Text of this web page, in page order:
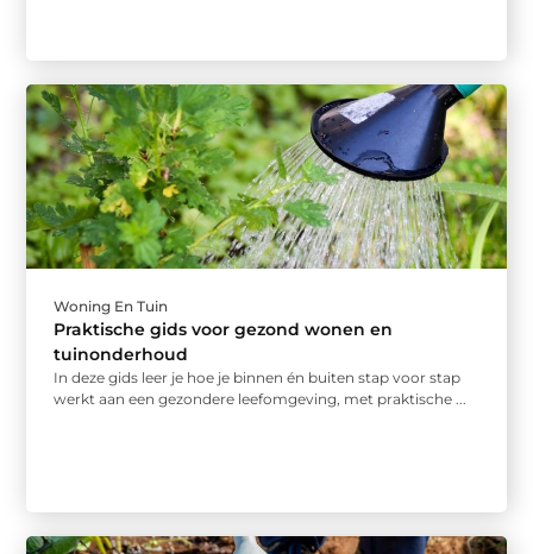
Woning En Tuin
Praktische gids voor gezond wonen en
tuinonderhoud
In deze gids leer je hoe je binnen én buiten stap voor stap
werkt aan een gezondere leefomgeving, met praktische ...